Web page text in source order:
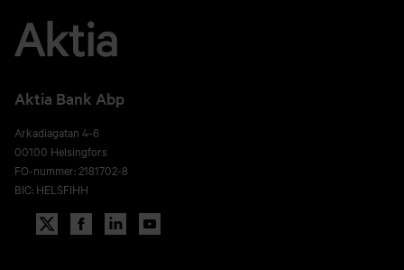
Aktia Bank Abp
Arkadiagatan 4-6
00100 Helsingfors
FO-nummer: 2181702-8
BIC: HELSFIHH